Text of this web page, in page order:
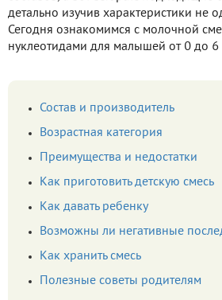
детально изучив характеристики не
Сегодня ознакомимся с молочной
нуклеотидами для малышей от 0 до 6
Состав и производитель
Возрастная категория
Преимущества и недостатки
Как приготовить детскую смесь
Как давать ребенку
Возможны ли негативные
Как хранить смесь
Полезные советы родителям